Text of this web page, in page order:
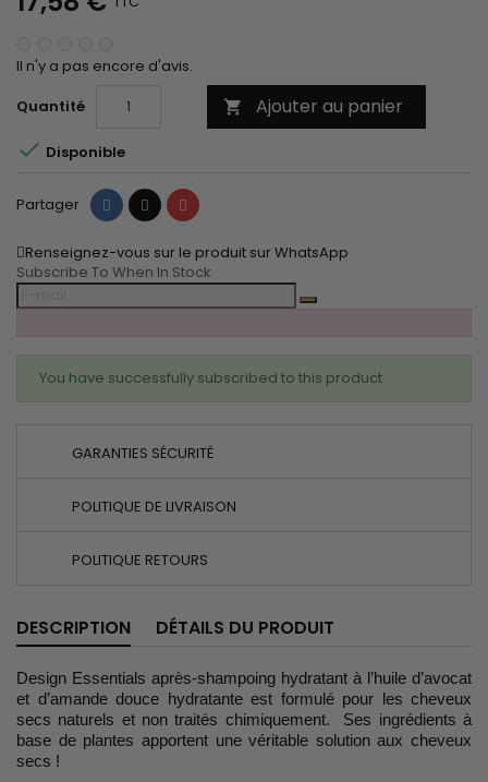
Il n'y a pas encore d'avis.
Quantité
 Ajouter au panier
 Disponible
Partager PartagerTweet Pinterest
Renseignez-vous sur le produit sur WhatsApp
Subscribe To When In Stock
You have successfully subscribed to this product
GARANTIES SÉCURITÉ
POLITIQUE DE LIVRAISON
POLITIQUE RETOURS
DESCRIPTION DÉTAILS DU PRODUIT
Design Essentials après-shampoing hydratant à l’huile d’avocat
et d’amande douce hydratante est formulé pour les cheveux
secs naturels et non traités chimiquement. Ses ingrédients à
base de plantes apportent une véritable solution aux cheveux
secs !